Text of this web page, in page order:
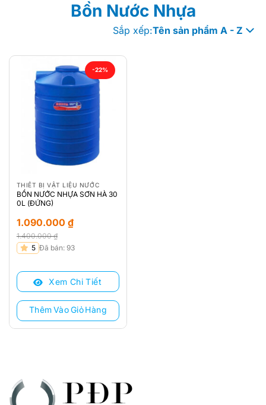
Bồn Nước Nhựa
Sắp xếp:Tên sản phẩm A - Z
-22%
THIẾT BỊ VẬT LIỆU NƯỚC
BỒN NƯỚC NHỰA SƠN HÀ 30
0L (ĐỨNG)
1.400.000₫
Giá
là:
1.400.000 ₫.
1.090.000 ₫
Giá
tại
1.090.000 ₫.
5 Đã bán: 93
Xem Chi Tiết
Thêm Vào Giỏ Hàng